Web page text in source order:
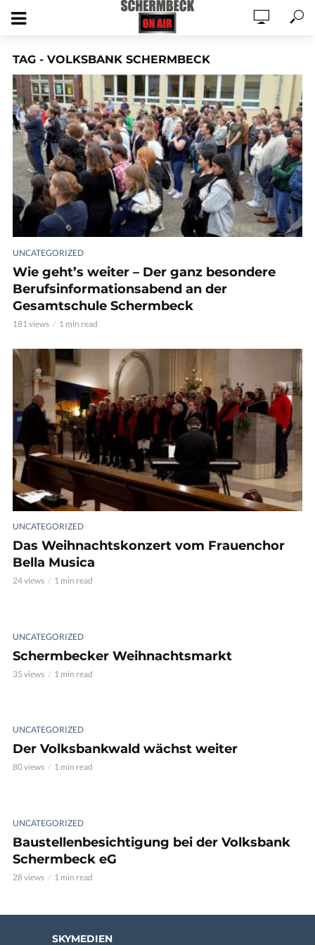
TAG - VOLKSBANK SCHERMBECK
UNCATEGORIZED
Wie geht’s weiter – Der ganz besondere
Berufsinformationsabend an der
Gesamtschule Schermbeck
181 views 1 min read
UNCATEGORIZED
Das Weihnachtskonzert vom Frauenchor
Bella Musica
24 views 1 min read
UNCATEGORIZED
Schermbecker Weihnachtsmarkt
35 views 1 min read
UNCATEGORIZED
Der Volksbankwald wächst weiter
80 views 1 min read
UNCATEGORIZED
Baustellenbesichtigung bei der Volksbank
Schermbeck eG
28 views 1 min read
SKYMEDIEN